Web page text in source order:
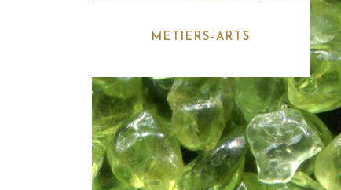
METIERS-ARTS